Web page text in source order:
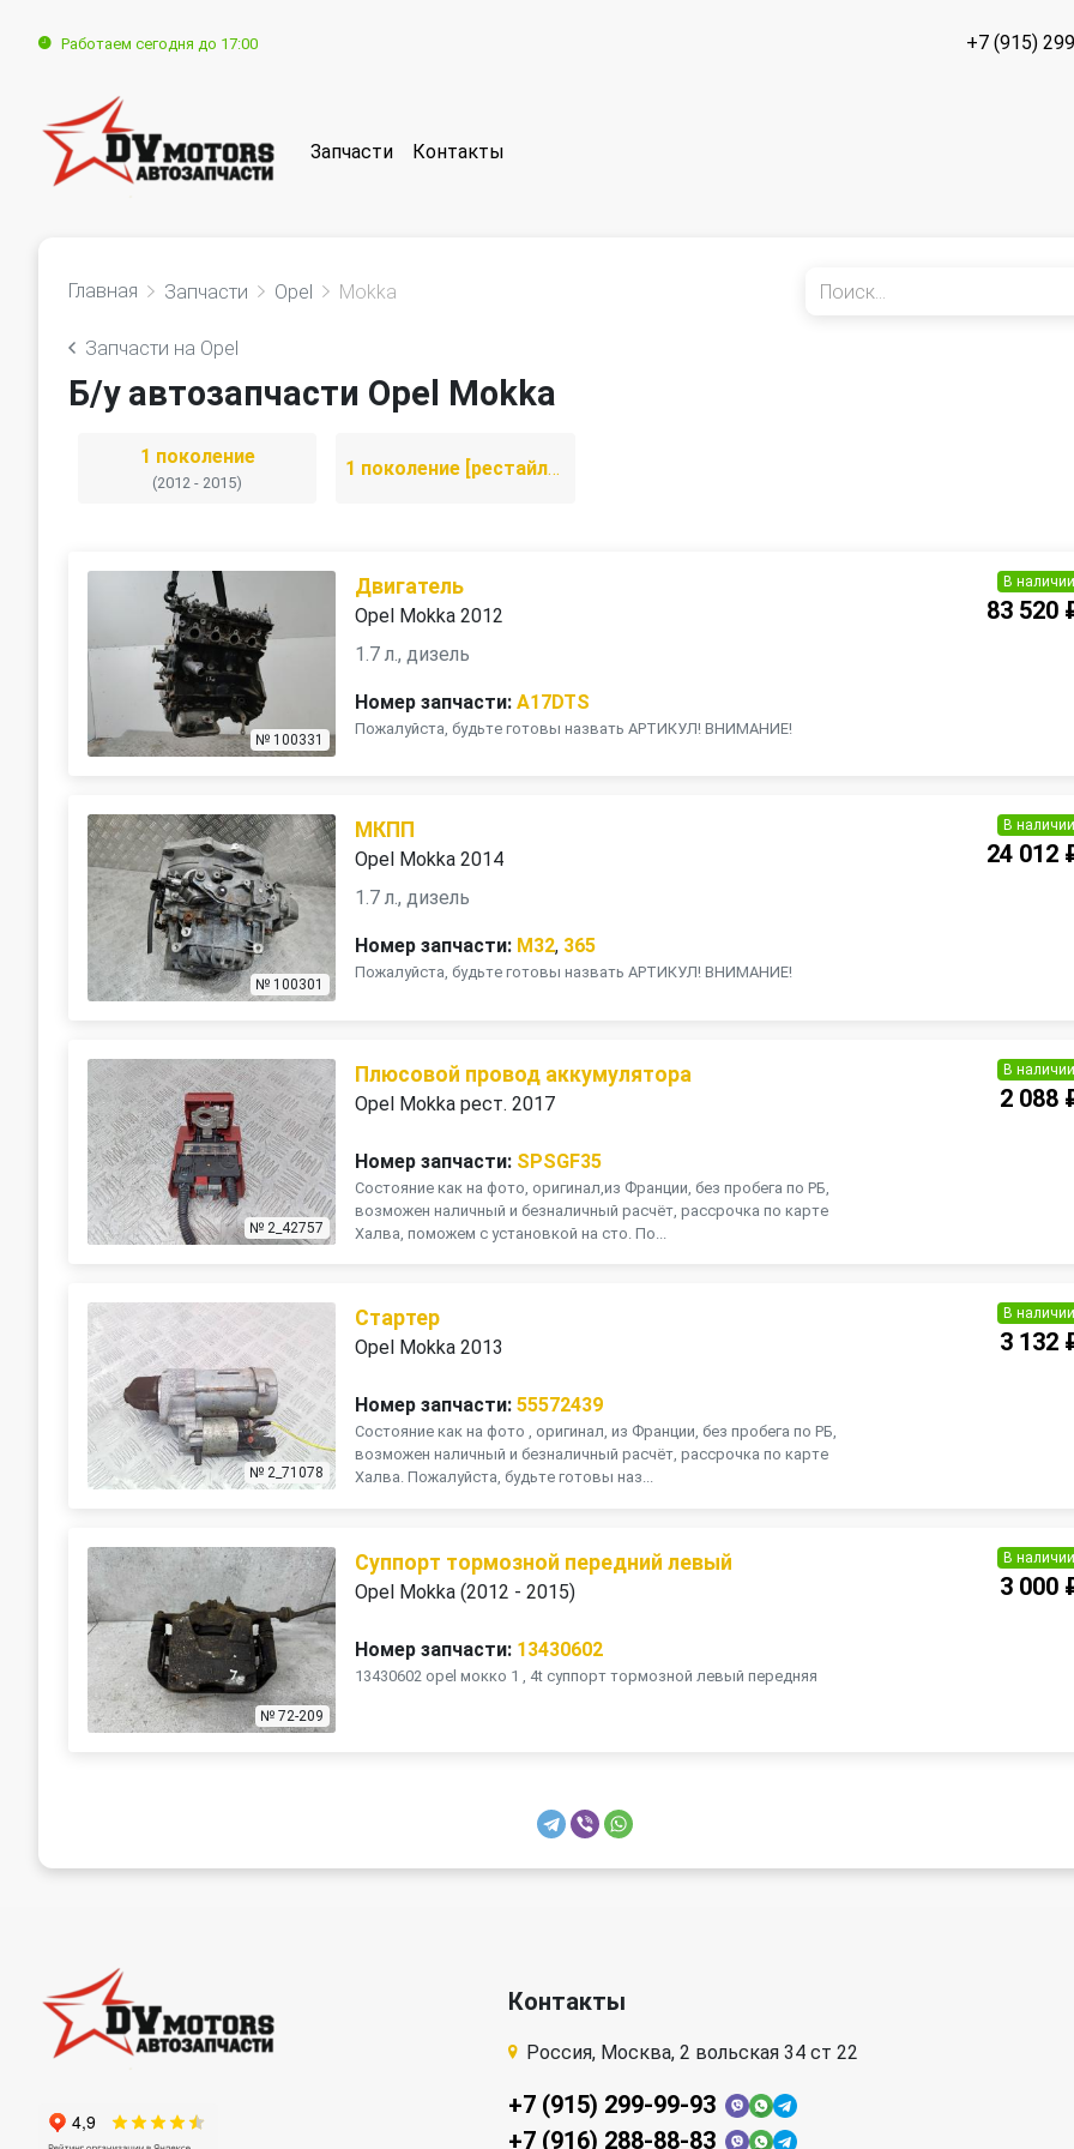
Работаем сегодня до 17:00 +7 (915)
Запчасти Контакты
Главная Запчасти Opel Mokka
Запчасти на Opel
Б/у автозапчасти Opel Mokka
1 поколение
(2012 - 2015)
1 поколение [рестайлинг]
№ 100331
Двигатель
Opel Mokka 2012
1.7 л., дизель
Номер запчасти: A17DTS
Пожалуйста, будьте готовы назвать АРТИКУЛ! ВНИМАНИЕ!
В наличии
83 520
№ 100301
МКПП
Opel Mokka 2014
1.7 л., дизель
Номер запчасти: M32, 365
Пожалуйста, будьте готовы назвать АРТИКУЛ! ВНИМАНИЕ!
В наличии
24 012
№ 2_42757
Плюсовой провод аккумулятора
Opel Mokka рест. 2017
Номер запчасти: SPSGF35
Состояние как на фото, оригинал,из Франции, без пробега по РБ,
возможен наличный и безналичный расчёт, рассрочка по карте
Халва, поможем с установкой на сто. По...
В наличии
2 088
№ 2_71078
Стартер
Opel Mokka 2013
Номер запчасти: 55572439
Состояние как на фото , оригинал, из Франции, без пробега по РБ,
возможен наличный и безналичный расчёт, рассрочка по карте
Халва. Пожалуйста, будьте готовы наз...
В наличии
3 132
№ 72-209
Суппорт тормозной передний левый
Opel Mokka (2012 - 2015)
Номер запчасти: 13430602
13430602 opel мокко 1 , 4t суппорт тормозной левый передняя
В наличии
3 000
Контакты
Россия, Москва, 2 вольская 34 ст 22
+7 (915) 299-99-93
+7 (916) 288-88-83